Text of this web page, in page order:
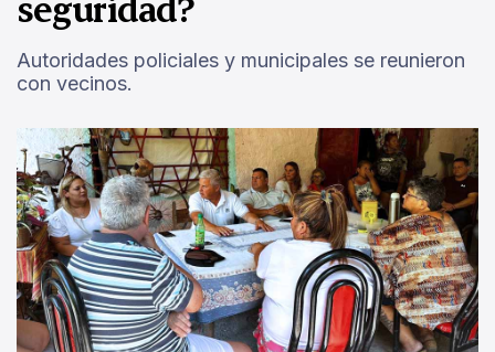
Autoridades policiales y municipales se reunieron
con vecinos.